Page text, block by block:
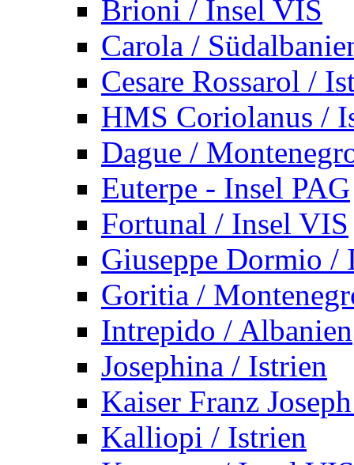
Brioni / Insel VIS
Carola /
Cesare Rossarol /
HMS Coriolanus /
Dague /
Euterpe - Insel PAG
Fortunal / Insel VIS
Giuseppe Dormio /
Goritia /
Intrepido / Albanien
Josephina / Istrien
Kaiser Franz
Kalliopi / Istrien